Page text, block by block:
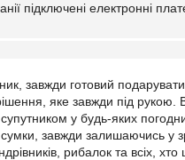
підключені електронні
завжди готовий
яке завжди під рукою.
у будь-яких
завжди залишаючись у
рибалок та всіх, хто